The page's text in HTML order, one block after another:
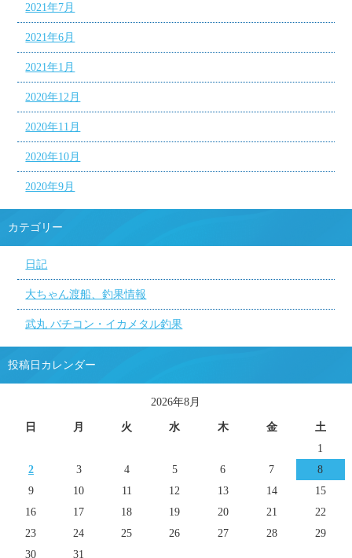
2021年7月
2021年6月
2021年1月
2020年12月
2020年11月
2020年10月
2020年9月
カテゴリー
日記
大ちゃん渡船、釣果情報
武丸 バチコン・イカメタル釣果
投稿日カレンダー
2026年8月
日 月 火 水 木 金
土
1
2
3 4 5 6 7
8
9
10 11 12 13 14
15
16
17 18 19 20 21
22
23
24 25 26 27 28
29
30
31